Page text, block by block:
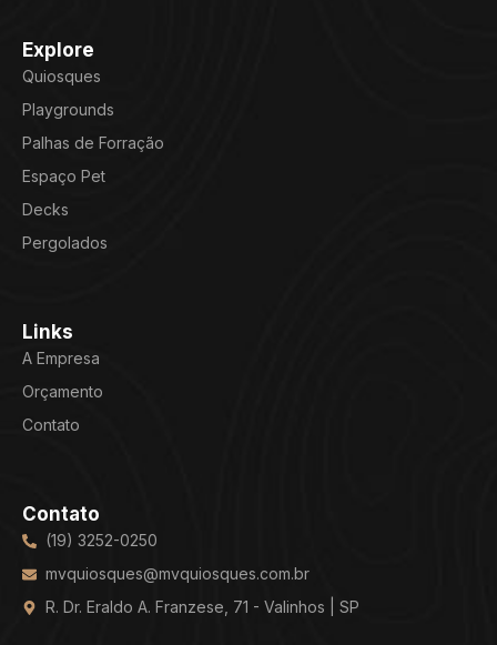
Explore
Quiosques
Playgrounds
Palhas de Forração
Espaço Pet
Decks
Pergolados
Links
A Empresa
Orçamento
Contato
Contato
(19) 3252-0250
mvquiosques@mvquiosques.com.br
R. Dr. Eraldo A. Franzese, 71 - Valinhos | SP